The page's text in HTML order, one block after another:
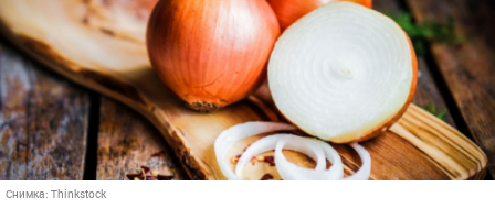
Снимка: Thinkstock